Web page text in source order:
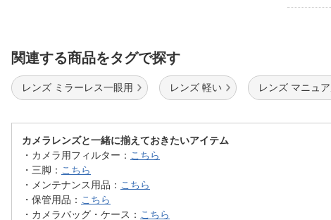
関連する商品をタグで探す
レンズ ミラーレス一眼用 レンズ 軽い レンズ マニュ
カメラレンズと一緒に揃えておきたいアイテム
・カメラ用フィルター： こちら
・三脚： こちら
・メンテナンス用品： こちら
・保管用品： こちら
・カメラバッグ・ケース： こちら